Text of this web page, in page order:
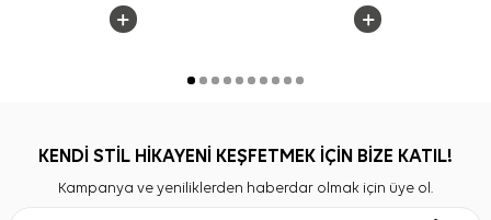
KENDİ STİL HİKAYENİ KEŞFETMEK İÇİN BİZE KATIL!
Kampanya ve yeniliklerden haberdar olmak için üye ol.